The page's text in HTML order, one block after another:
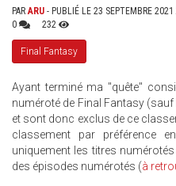
PARARU - PUBLIÉ LE 23 SEPTEMBRE
0
232
Final Fantasy
Ayant terminé ma "quête"
numéroté de Final Fantasy
et sont donc exclus de ce
classement par préférence
uniquement les titres
des épisodes numérotés (à